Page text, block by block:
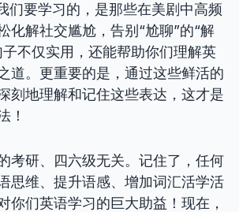
们要学习的，是那些在美剧中高频
化解社交尴尬，告别“尬聊”的“解
子不仅实用，还能帮助你们理解英
道。更重要的是，通过这些鲜活的
刻地理解和记住这些表达，这才是
！
考研、四六级无关。记住了，任何
思维、提升语感、增加词汇活学活
你们英语学习的巨大助益！现在，